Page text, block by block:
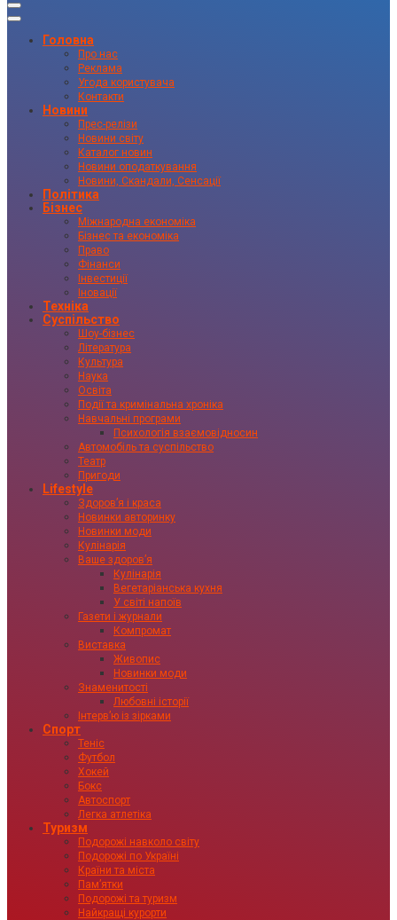
Головна
Про нас
Реклама
Угода користувача
Контакти
Новини
Прес-релізи
Новини світу
Каталог новин
Новини оподаткування
Новини, Скандали, Сенсації
Політика
Бізнес
Міжнародна економіка
Бізнес та економіка
Право
Фінанси
Інвестиції
Іновації
Техніка
Суспільство
Шоу-бізнес
Література
Культура
Наука
Освіта
Події та кримінальна хроніка
Навчальні програми
Психологія взаємовідносин
Автомобіль та суспільство
Театр
Пригоди
Lifestyle
Здоровʼя і краса
Новинки авторинку
Новинки моди
Кулінарія
Ваше здоровʼя
Кулінарія
Вегетаріанська кухня
У світі напоїв
Газети і журнали
Компромат
Виставка
Живопис
Новинки моди
Знаменитості
Любовні історії
Інтервʼю із зірками
Спорт
Теніс
Футбол
Хокей
Бокс
Автоспорт
Легка атлетіка
Туризм
Подорожі навколо світу
Подорожі по Україні
Країни та міста
Пам’ятки
Подорожі та туризм
Найкращі курорти